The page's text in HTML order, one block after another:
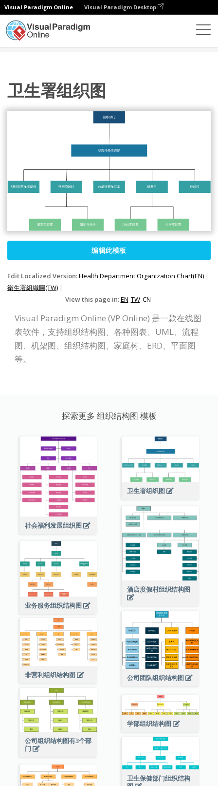
Visual Paradigm Online Visual Paradigm Desktop
卫生署组织图
编辑此模板
Edit Localized Version:Health Department Organization Chart(EN) |
衛生署組織圖(TW) |
View this page in:EN TW CN
Visual Paradigm Online (VP Online) 是一款在线图
表软件，支持组织结构图、各种图表、UML、流程
图、机架图、组织结构图、家庭树、ERD、平面图
等。
探索更多 组织结构图 模板
社会福利发展组织图
卫生署组织图
酒店度假村组织结构图
业务服务组织结构图
公司团队组织结构图
非营利组织结构图
公司组织结构图有3个部
门
学部组织结构图
卫生保健部门组织结构